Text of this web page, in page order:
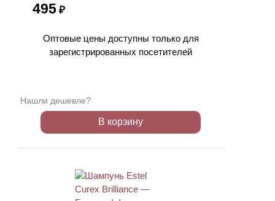
495 ₽
Оптовые цены доступны только для
зарегистрированных посетителей
Нашли дешевле?
В корзину